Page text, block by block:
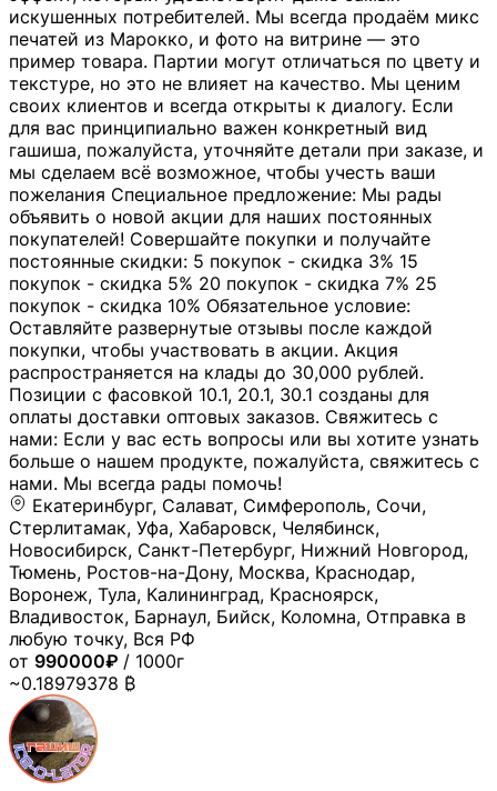
искушенных потребителей. Мы всегда продаём микс
печатей из Марокко, и фото на витрине — это
пример товара. Партии могут отличаться по цвету и
текстуре, но это не влияет на качество. Мы ценим
своих клиентов и всегда открыты к диалогу. Если
для вас принципиально важен конкретный вид
гашиша, пожалуйста, уточняйте детали при заказе, и
мы сделаем всё возможное, чтобы учесть ваши
пожелания Специальное предложение: Мы рады
объявить о новой акции для наших постоянных
покупателей! Совершайте покупки и получайте
постоянные скидки: 5 покупок - скидка 3% 15
покупок - скидка 5% 20 покупок - скидка 7% 25
покупок - скидка 10% Обязательное условие:
Оставляйте развернутые отзывы после каждой
покупки, чтобы участвовать в акции. Акция
распространяется на клады до 30,000 рублей.
Позиции с фасовкой 10.1, 20.1, 30.1 созданы для
оплаты доставки оптовых заказов. Свяжитесь с
нами: Если у вас есть вопросы или вы хотите узнать
больше о нашем продукте, пожалуйста, свяжитесь с
нами. Мы всегда рады помочь!
Екатеринбург, Салават, Симферополь, Сочи,
Стерлитамак, Уфа, Хабаровск, Челябинск,
Новосибирск, Санкт-Петербург, Нижний Новгород,
Тюмень, Ростов-на-Дону, Москва, Краснодар,
Воронеж, Тула, Калининград, Красноярск,
Владивосток, Барнаул, Бийск, Коломна, Отправка в
любую точку, Вся РФ
от 990000₽ / 1000г
~0.18979378 ₿